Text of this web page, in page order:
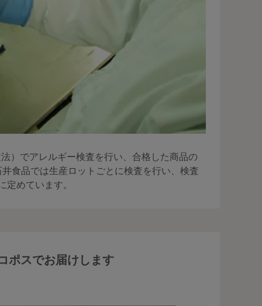
）でアレルギー検査を行い、合格した商品の
食品では生産ロットごとに検査を行い、検査
定めています。
ポスでお届けします